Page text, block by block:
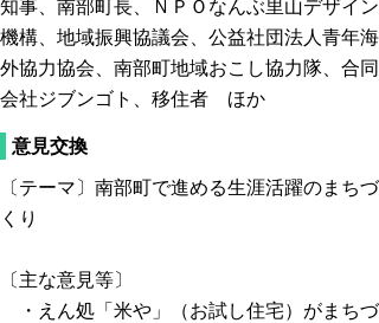
知事、南部町長、ＮＰＯなんぶ里山デザイン
機構、地域振興協議会、公益社団法人青年海
外協力協会、南部町地域おこし協力隊、合同
会社ジブンゴト、移住者 ほか
意見交換
〔テーマ〕南部町で進める生涯活躍のまちづ
くり
〔主な意見等〕
・えん処「米や」（お試し住宅）がまちづ